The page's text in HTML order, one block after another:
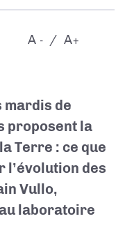
-
A +
A
de
proposent la
Terre : ce que
l’évolution des
Vullo,
laboratoire